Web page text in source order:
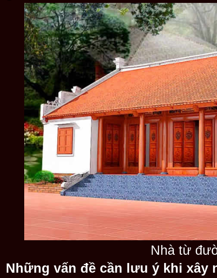
Nhà từ
Những vấn đề cần lưu ý khi xây